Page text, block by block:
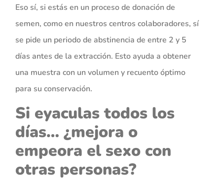
Eso sí, si estás en un proceso de donación de
semen, como en nuestros centros colaboradores, sí
se pide un periodo de abstinencia de entre 2 y 5
días antes de la extracción. Esto ayuda a obtener
una muestra con un volumen y recuento óptimo
para su conservación.
Si eyaculas todos los
días… ¿mejora o
empeora el sexo con
otras personas?